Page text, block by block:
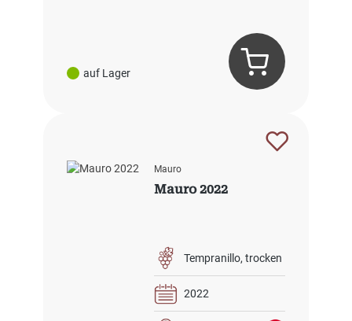
auf Lager
Mauro
Mauro 2022
Tempranillo trocken
2022